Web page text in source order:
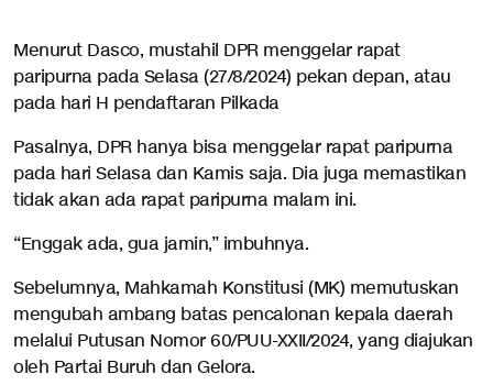
Menurut Dasco, mustahil DPR menggelar rapat
paripurna pada Selasa (27/8/2024) pekan depan, atau
pada hari H pendaftaran Pilkada
Pasalnya, DPR hanya bisa menggelar rapat paripurna
pada hari Selasa dan Kamis saja. Dia juga memastikan
tidak akan ada rapat paripurna malam ini.
“Enggak ada, gua jamin,” imbuhnya.
Sebelumnya, Mahkamah Konstitusi (MK) memutuskan
mengubah ambang batas pencalonan kepala daerah
melalui Putusan Nomor 60/PUU-XXII/2024, yang diajukan
oleh Partai Buruh dan Gelora.